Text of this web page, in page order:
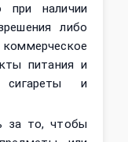
при наличии
либо
питания и
сигареты и
за то, чтобы